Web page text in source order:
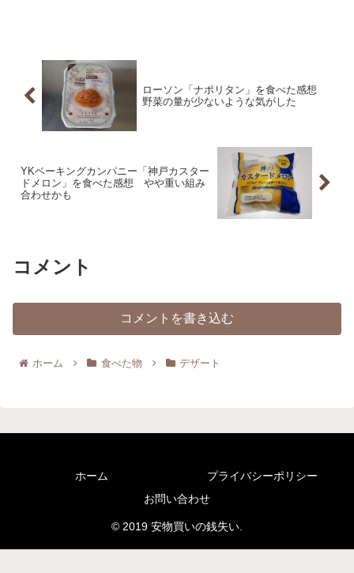
ローソン「ナポリタン」を食べた感想
野菜の量が少ないような気がした
YKベーキングカンパニー「神戸カスター
ドメロン」を食べた感想 やや重い組み
合わせかも
コメント
コメントを書き込む
ホーム 食べた物 デザート
ホーム
プライバシーポリシー
お問い合わせ
© 2019 安物買いの銭失い.